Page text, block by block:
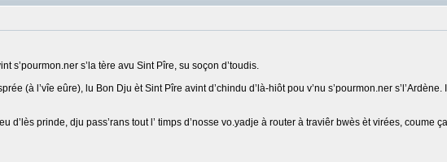
s’pourmon.ner s’la tère avu Sint Pîre, su soçon d’toudis.
(à l’vîe eûre), lu Bon Dju èt Sint Pîre avint d’chindu d’là-hiôt pou v’nu s’pourmon.ner s’l’Ardène.
d’lès prinde, dju pass’rans tout l’ timps d’nosse vo.yadje à router à traviêr bwès èt virées, coume